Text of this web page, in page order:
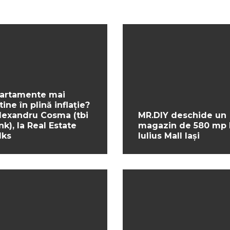
mai
în plină inflație?
Cosma (tbi
la Real Estate
MR.DIY deschide un
magazin de 580 mp
Iulius Mall Iași